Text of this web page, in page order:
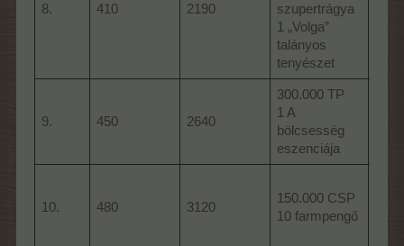
8. 410 2190
szupertrágya
1 „Volga”
talányos
tenyészet
9. 450 2640
300.000 TP
1 A
bölcsesség
eszenciája
10. 480 3120
150.000 CSP
10 farmpengő